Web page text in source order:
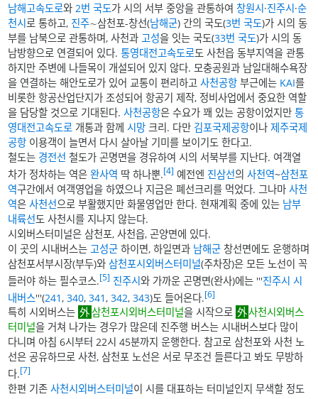
남해고속도로와2번 국도가 시의 서부 중앙을 관통하여 창원시·진주시·순
천시로 통하고, 진주∼삼천포-창선(남해군) 간의 국도(3번 국도)가 시의 동
부를 남북으로 관통하며, 사천과고성을 잇는 국도(33번 국도)가 시의 동
남방향으로 연결되어 있다.통영대전고속도로도 사천읍 동부지역을 관통
하지만 주변에 나들목이 개설되어 있지 않다. 모충공원과 남일대해수욕장
을 연결하는 해안도로가 있어 교통이 편리하고사천공항 부근에는 KAI를
비롯한 항공산업단지가 조성되어 항공기 제작, 정비사업에서 중요한 역할
을 담당할 것으로 기대된다.사천공항은 수요가 꽤 있는 공항이었지만통
영대전고속도로 개통과 함께시망 크리. 다만 김포국제공항이나제주국제
공항 이용객이 늘면서 다시 살아날 기미를 보이기도 한다고.
철도는 경전선 철도가 곤명면을 경유하여 시의 서북부를 지난다. 여객열
차가 정차하는 역은완사역 딱 하나뿐.[4] 예전엔 진삼선의사천역~삼천포
역구간에서 여객영업을 하였으나 지금은 폐선크리를 먹었다. 그나마사천
역은사천선으로 부활했지만 화물영업만 한다. 현재계획 중에 있는 남부
내륙선도 사천시를 지나지 않는다.
시외버스터미널은 삼천포, 사천읍, 곤양면에 있다.
이 곳의 시내버스는 고성군 하이면, 하일면과 남해군 창선면에도 운행하며
삼천포서부시장(부두)와삼천포시외버스터미널(주차장)은 모든 노선이 꼭
들러야 하는 필수코스.[5] 진주시와 가까운 곤명면(완사)에는 '''진주시 시
내버스'''(241 ,340,341 ,342,343)도 들어온다.[6]
특히 시외버스는 삼천포시외버스터미널을 시작으로
사천시외버스
터미널을 거쳐 나가는 경우가 많은데 진주행 버스는 시내버스보다 많이
다니며 아침 6시부터 22시 45분까지 운행한다. 참고로 삼천포와 사천 노
선은 공유하므로 사천, 삼천포 노선은 서로 무조건 들른다고 봐도 무방하
다.[7]
한편 기존사천시외버스터미널이 시를 대표하는 터미널인지 무색할 정도